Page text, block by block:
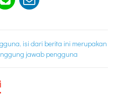
isi dari berita ini merupakan
jawab pengguna